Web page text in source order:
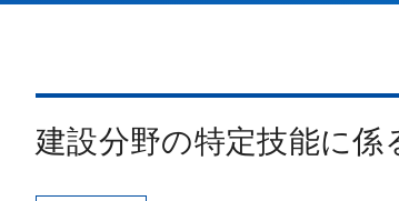
建設分野の特定技能に係